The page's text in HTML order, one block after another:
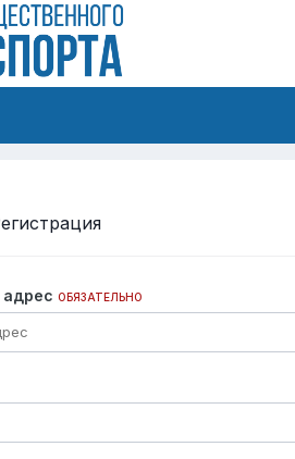
ОБЯЗАТЕЛЬНО